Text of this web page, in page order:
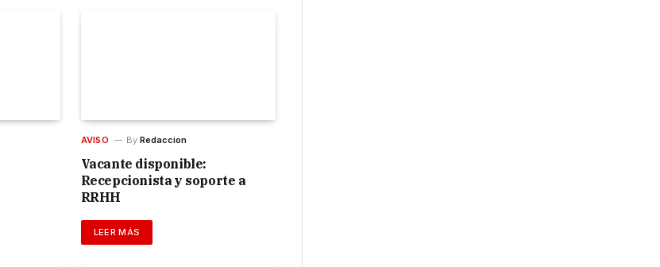
AVISO By Redaccion
Vacante disponible:
Recepcionista y soporte a
RRHH
LEER MÁS